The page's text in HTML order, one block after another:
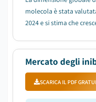
molecola è stata
2024 e si stima che
Mercato degli
SCARICA IL PDF